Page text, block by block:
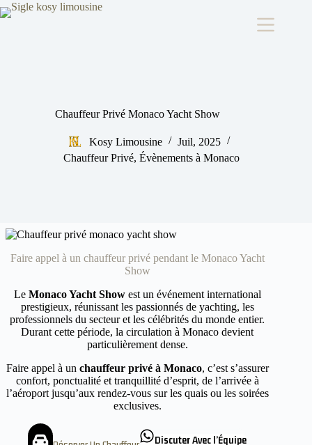
Passer
au
Chauffeur Privé Monaco Yacht Show
Kosy Limousine
Juil, 2025
Chauffeur Privé, Évènements à Monaco
Faire appel à un chauffeur privé pendant le Monaco Yacht
Show
Le Monaco Yacht Showest un événement international
prestigieux, réunissant les passionnés de yachting, les
professionnels du secteur et les célébrités du monde entier.
Durant cette période, la circulation à Monaco devient
particulièrement dense.
Faire appel à un chauffeur privé à Monaco, c’est s’assurer
confort, ponctualité et tranquillité d’esprit, de l’arrivée à
l’aéroport jusqu’aux rendez-vous sur les quais ou les soirées
exclusives.
Discuter Avec l’Équipe